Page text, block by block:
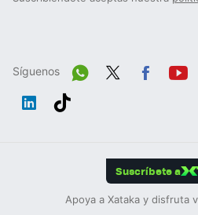
Síguenos
Wh
Suscríbete a
Apoya a Xataka y disfruta